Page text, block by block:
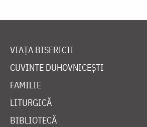
VIAȚA BISERICII
CUVINTE DUHOVNICEȘTI
FAMILIE
LITURGICĂ
BIBLIOTECĂ